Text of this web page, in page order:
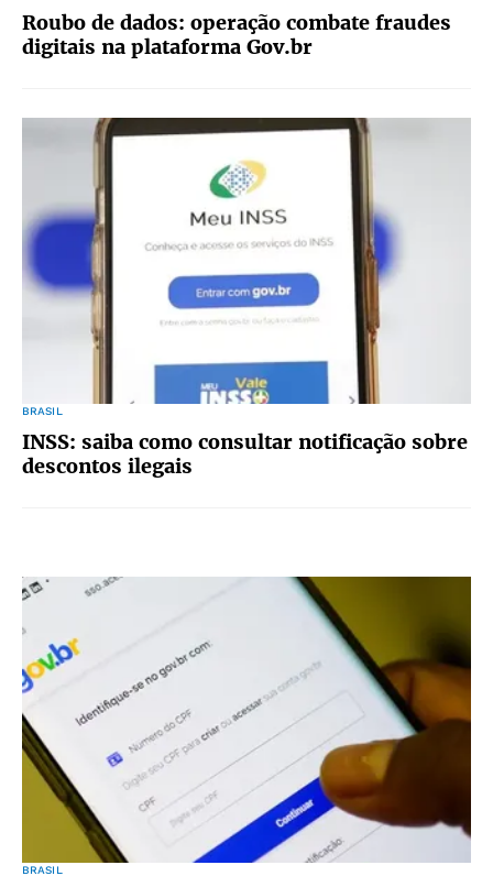
Roubo de dados: operação combate fraudes
digitais na plataforma Gov.br
BRASIL
INSS: saiba como consultar notificação sobre
descontos ilegais
BRASIL